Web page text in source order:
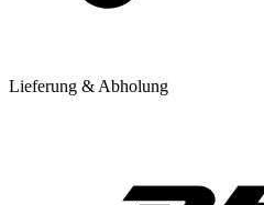
Lieferung & Abholung